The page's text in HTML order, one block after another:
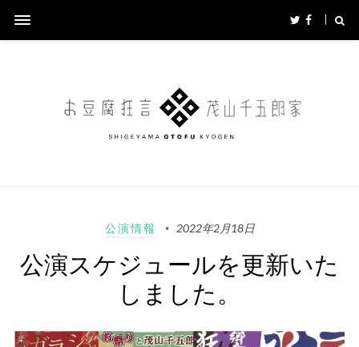
公演情報 2022年2月18日
公演スケジュールを更新いた
しました。